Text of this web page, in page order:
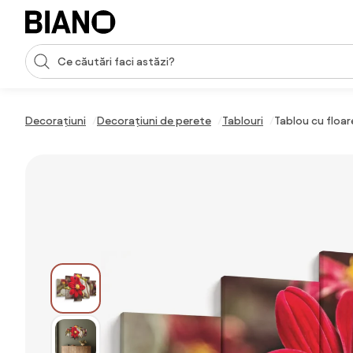
Sari peste navigare, accesează conținutul
Introducerea căutării
Decorațiuni Decorațiuni de perete Tablouri Tablou cu